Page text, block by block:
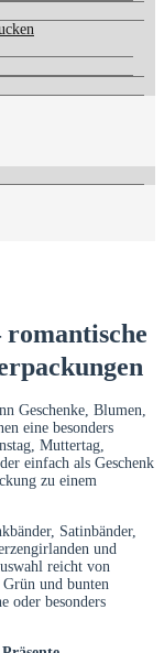
romantische
Geschenke, Blumen,
eine besonders
Muttertag,
einfach als Geschenk
zu einem
Satinbänder,
und
reicht von
und bunten
oder besonders